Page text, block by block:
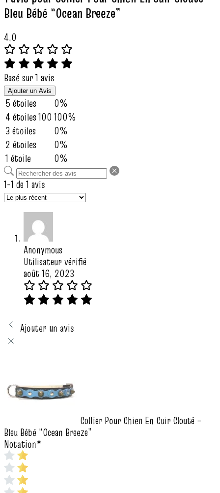
Bleu Bébé “Ocean Breeze”
4,0
Basé sur 1 avis
Ajouter un Avis
5 étoiles
0%
4 étoiles100 100%
3 étoiles
0%
2 étoiles
0%
1 étoile
0%
1-1 de 1 avis
Anonymous
Utilisateur vérifié
août 16, 2023
Ajouter un avis
Collier Pour Chien En Cuir Clouté –
Bleu Bébé “Ocean Breeze”
Notation*